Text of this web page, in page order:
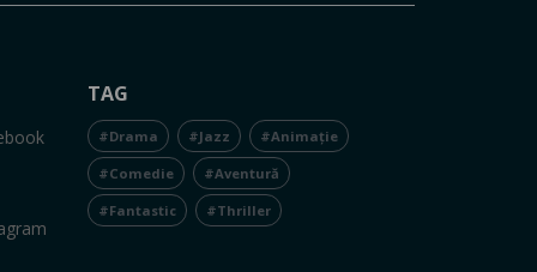
TAG
#Drama #Jazz #Animație
#Comedie #Aventură
#Fantastic #Thriller